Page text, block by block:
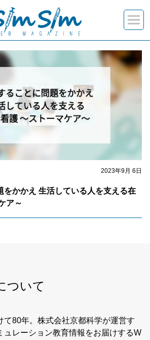
記事一覧
2023年9月 6日
をかかえ 生活している人を支える在
ア～
ついて
て80年。株式会社京都科学が運営す
ュレーション教育情報をお届けするW